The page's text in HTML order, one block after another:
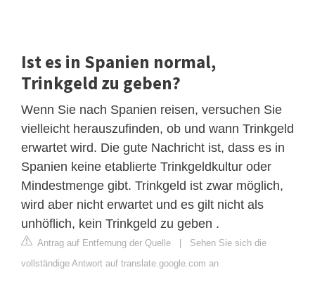
Ist es in Spanien normal,
Trinkgeld zu geben?
Wenn Sie nach Spanien reisen, versuchen Sie
vielleicht herauszufinden, ob und wann Trinkgeld
erwartet wird. Die gute Nachricht ist, dass es in
Spanien keine etablierte Trinkgeldkultur oder
Mindestmenge gibt. Trinkgeld ist zwar möglich,
wird aber nicht erwartet und es gilt nicht als
unhöflich, kein Trinkgeld zu geben .
Antrag auf Entfernung der Quelle | Sehen Sie sich die
vollständige Antwort auf translate.google.com an